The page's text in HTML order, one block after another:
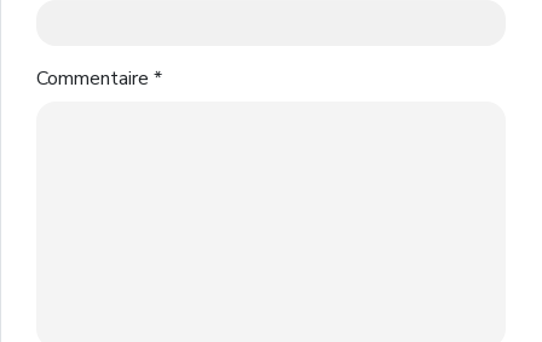
Commentaire *